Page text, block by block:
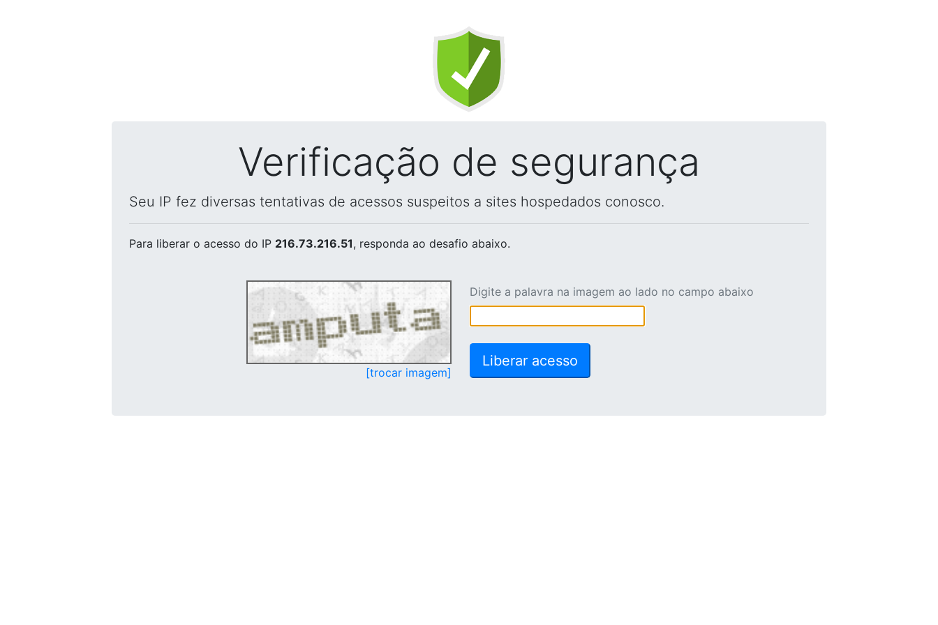
Verificação de segurança
Seu IP fez diversas tentativas de acessos suspeitos a sites hospedados conosco.
Para liberar o acesso do IP 216.73.216.51, responda ao desafio abaixo.
[trocar imagem]
Digite a palavra na imagem ao lado no campo abaixo